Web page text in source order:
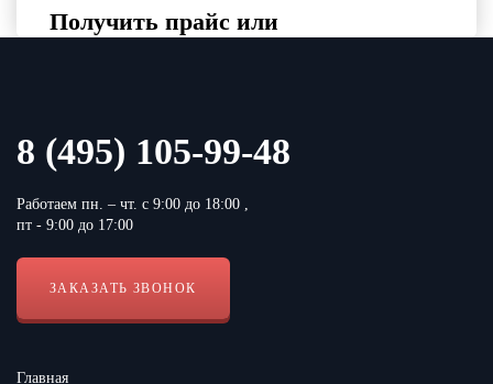
Получить прайс или
индивидуальный расчет
8 (495) 105-99-48
Работаем пн. – чт. с 9:00 до 18:00 ,
пт - 9:00 до 17:00
ЗАКАЗАТЬ ЗВОНОК
Главная